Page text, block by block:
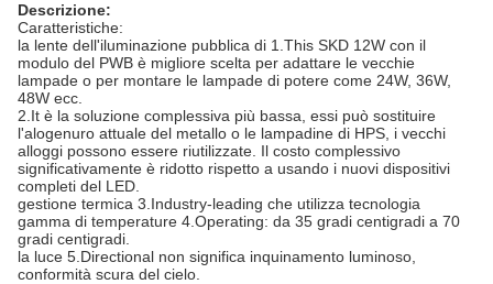
Descrizione:
Caratteristiche:
la lente dell'iluminazione pubblica di 1.This SKD 12W con il
modulo del PWB è migliore scelta per adattare le vecchie
lampade o per montare le lampade di potere come 24W, 36W,
48W ecc.
2.It è la soluzione complessiva più bassa, essi può sostituire
l'alogenuro attuale del metallo o le lampadine di HPS, i vecchi
alloggi possono essere riutilizzate. Il costo complessivo
significativamente è ridotto rispetto a usando i nuovi dispositivi
completi del LED.
gestione termica 3.Industry-leading che utilizza tecnologia
gamma di temperature 4.Operating: da 35 gradi centigradi a 70
gradi centigradi.
la luce 5.Directional non significa inquinamento luminoso,
conformità scura del cielo.